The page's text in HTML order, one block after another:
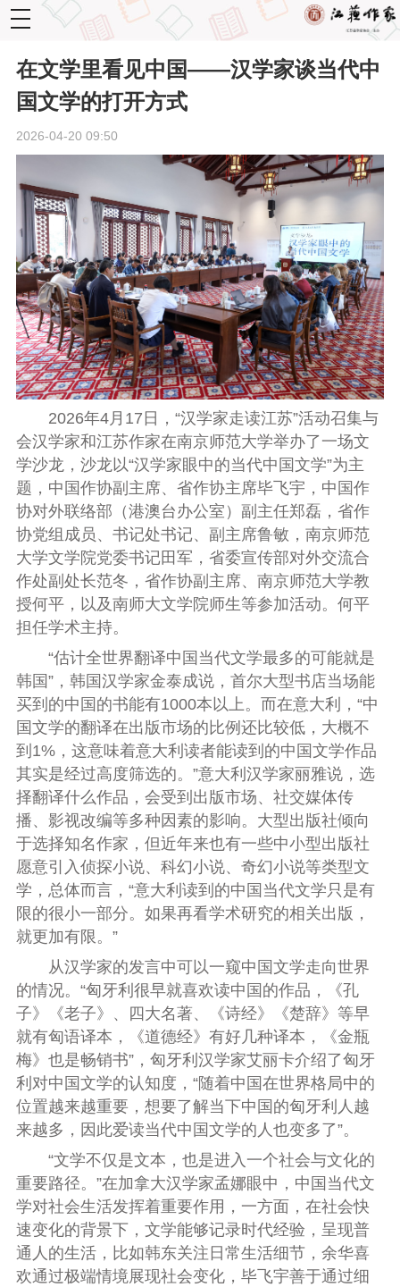
toggle
navigation
在文学里看见中国——汉学家谈当代中
国文学的打开方式
2026-04-20 09:50
2026年4月17日，“汉学家走读江苏”活动召集与
会汉学家和江苏作家在南京师范大学举办了一场文
学沙龙，沙龙以“汉学家眼中的当代中国文学”为主
题，中国作协副主席、省作协主席毕飞宇，中国作
协对外联络部（港澳台办公室）副主任郑磊，省作
协党组成员、书记处书记、副主席鲁敏，南京师范
大学文学院党委书记田军，省委宣传部对外交流合
作处副处长范冬，省作协副主席、南京师范大学教
授何平，以及南师大文学院师生等参加活动。何平
担任学术主持。
“估计全世界翻译中国当代文学最多的可能就是
韩国”，韩国汉学家金泰成说，首尔大型书店当场能
买到的中国的书能有1000本以上。而在意大利，“中
国文学的翻译在出版市场的比例还比较低，大概不
到1%，这意味着意大利读者能读到的中国文学作品
其实是经过高度筛选的。”意大利汉学家丽雅说，选
择翻译什么作品，会受到出版市场、社交媒体传
播、影视改编等多种因素的影响。大型出版社倾向
于选择知名作家，但近年来也有一些中小型出版社
愿意引入侦探小说、科幻小说、奇幻小说等类型文
学，总体而言，“意大利读到的中国当代文学只是有
限的很小一部分。如果再看学术研究的相关出版，
就更加有限。”
从汉学家的发言中可以一窥中国文学走向世界
的情况。“匈牙利很早就喜欢读中国的作品，《孔
子》《老子》、四大名著、《诗经》《楚辞》等早
就有匈语译本，《道德经》有好几种译本，《金瓶
梅》也是畅销书”，匈牙利汉学家艾丽卡介绍了匈牙
利对中国文学的认知度，“随着中国在世界格局中的
位置越来越重要，想要了解当下中国的匈牙利人越
来越多，因此爱读当代中国文学的人也变多了”。
“文学不仅是文本，也是进入一个社会与文化的
重要路径。”在加拿大汉学家孟娜眼中，中国当代文
学对社会生活发挥着重要作用，一方面，在社会快
速变化的背景下，文学能够记录时代经验，呈现普
通人的生活，比如韩东关注日常生活细节，余华喜
欢通过极端情境展现社会变化，毕飞宇善于通过细